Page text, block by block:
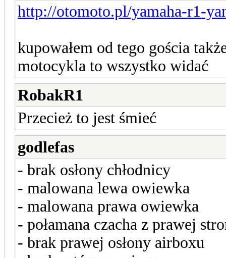
http://otomoto.pl/yamaha-r1-
kupowałem od tego gościa
motocykla to wszystko widać
RobakR1
Przecież to jest śmieć
godlefas
- brak osłony chłodnicy
- malowana lewa owiewka
- malowana prawa owiewka
- połamana czacha z prawej
- brak prawej osłony airboxu